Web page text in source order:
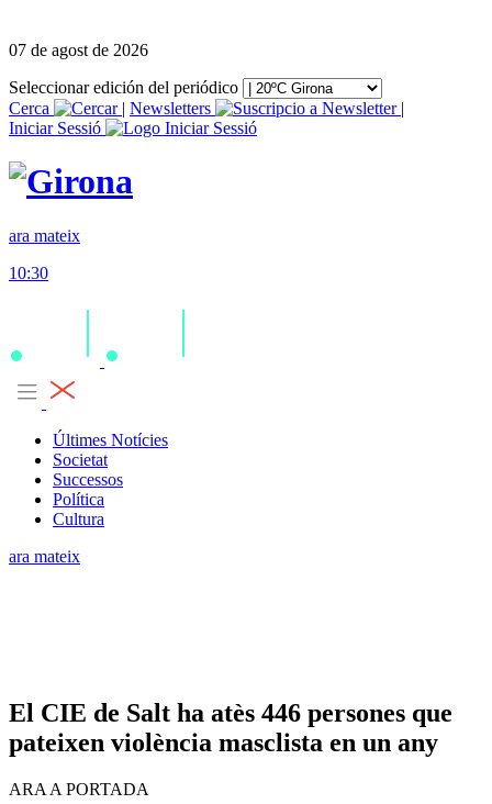
07 de agost de 2026
Seleccionar edición del periódico
Cerca
| Newsletters
|
Iniciar Sessió
ara mateix
10:30
Últimes Notícies
Societat
Successos
Política
Cultura
ara mateix
El CIE de Salt ha atès 446 persones que
pateixen violència masclista en un any
ARA A PORTADA